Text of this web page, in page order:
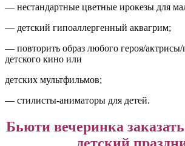
— нестандартные цветные ирокезы для
— детский гипоаллергенный аквагрим;
— повторить образ любого героя/
детского кино или
детских мультфильмов;
— стилисты-аниматоры для детей.
Бьюти вечеринка